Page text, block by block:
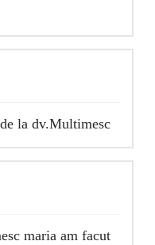
la dv.Multimesc
maria am facut